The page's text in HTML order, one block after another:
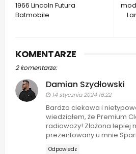
1966 Lincoln Futura
Batmobile
KOMENTARZE
2 komentarze:
Damian Szydłowski
14 stycznia 2024 16:22
Bardzo ciekawa i
wiedziałem, że Premium
radiowozy! Złożona lepiej
prezentowany u mnie
Odpowiedz